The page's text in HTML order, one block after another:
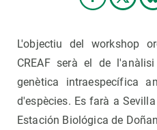
L'objectiu del workshop
CREAF serà el de
genètica intraespecífica
d'espècies. Es farà a
Estación Biológica de